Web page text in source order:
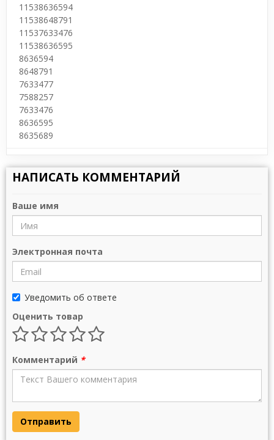
11538636594
11538648791
11537633476
11538636595
8636594
8648791
7633477
7588257
7633476
8636595
8635689
НАПИСАТЬ КОММЕНТАРИЙ
Ваше имя
Электронная почта
Уведомить об ответе
Оценить товар
Комментарий *
Отправить